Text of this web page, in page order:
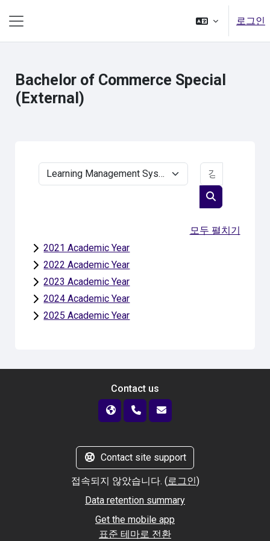
로그인
Bachelor of Commerce Special
(External)
강좌 범주
강좌 찾기
모두 펼치기
2021 Academic Year
2022 Academic Year
2023 Academic Year
2024 Academic Year
2025 Academic Year
Contact us
Contact site support
접속되지 않았습니다. (로그인)
Data retention summary
Get the mobile app
표준 테마로 전환